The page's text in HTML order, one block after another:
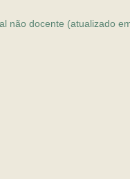
não docente (atualizado